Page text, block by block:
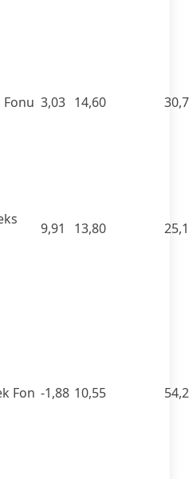
Fonu 3,03 14,60
9,91 13,80
Fon -1,88 10,55